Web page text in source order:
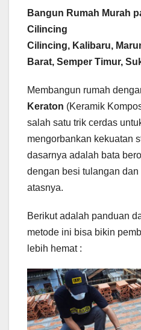
Bangun Rumah Murah
Cilincing
Cilincing, Kalibaru,
Barat, Semper Timur,
Membangun rumah
Keraton (Keramik
salah satu trik cerdas
mengorbankan kekuatan
dasarnya adalah bata
dengan besi tulangan
atasnya.
Berikut adalah panduan
metode ini bisa bikin
lebih hemat :